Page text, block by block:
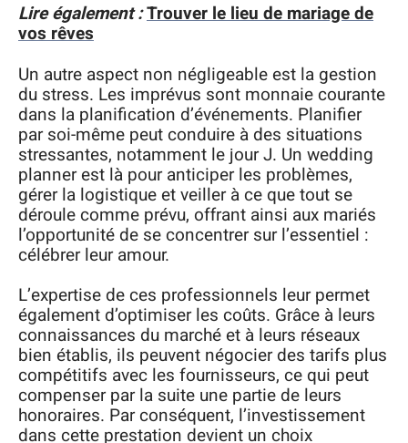
Lire également :Trouver le lieu de mariage de
vos rêves
Un autre aspect non négligeable est la gestion
du stress. Les imprévus sont monnaie courante
dans la planification d’événements. Planifier
par soi-même peut conduire à des situations
stressantes, notamment le jour J. Un wedding
planner est là pour anticiper les problèmes,
gérer la logistique et veiller à ce que tout se
déroule comme prévu, offrant ainsi aux mariés
l’opportunité de se concentrer sur l’essentiel :
célébrer leur amour.
L’expertise de ces professionnels leur permet
également d’optimiser les coûts. Grâce à leurs
connaissances du marché et à leurs réseaux
bien établis, ils peuvent négocier des tarifs plus
compétitifs avec les fournisseurs, ce qui peut
compenser par la suite une partie de leurs
honoraires. Par conséquent, l’investissement
dans cette prestation devient un choix